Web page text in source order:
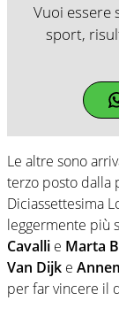
Vuoi essere
sport,
Le altre sono
terzo posto dalla
Diciassettesima
leggermente più
Cavalli e Marta
Van Dijk e
per far vincere il